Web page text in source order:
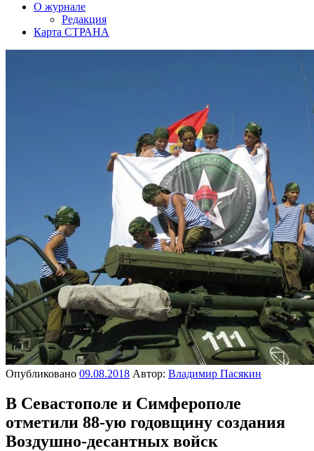
О журнале
Редакция
Карта СТРАНА
Опубликовано 09.08.2018 Автор: Владимир Пасякин
В Севастополе и Симферополе
отметили 88-ую годовщину создания
Воздушно-десантных войск